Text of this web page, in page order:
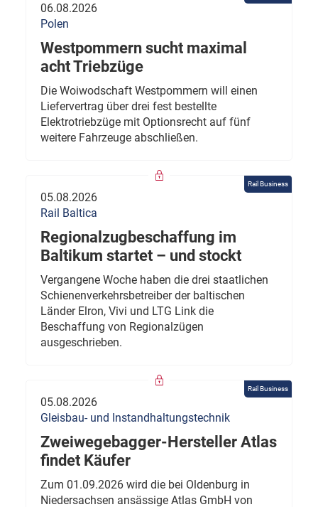
06.08.2026
Polen
Westpommern sucht maximal
acht Triebzüge
Die Woiwodschaft Westpommern will einen
Liefervertrag über drei fest bestellte
Elektrotriebzüge mit Optionsrecht auf fünf
weitere Fahrzeuge abschließen.
Rail Business
05.08.2026
Rail Baltica
Regionalzugbeschaffung im
Baltikum startet – und stockt
Vergangene Woche haben die drei staatlichen
Schienenverkehrsbetreiber der baltischen
Länder Elron, Vivi und LTG Link die
Beschaffung von Regionalzügen
ausgeschrieben.
Rail Business
05.08.2026
Gleisbau- und Instandhaltungstechnik
Zweiwegebagger-Hersteller Atlas
findet Käufer
Zum 01.09.2026 wird die bei Oldenburg in
Niedersachsen ansässige Atlas GmbH von